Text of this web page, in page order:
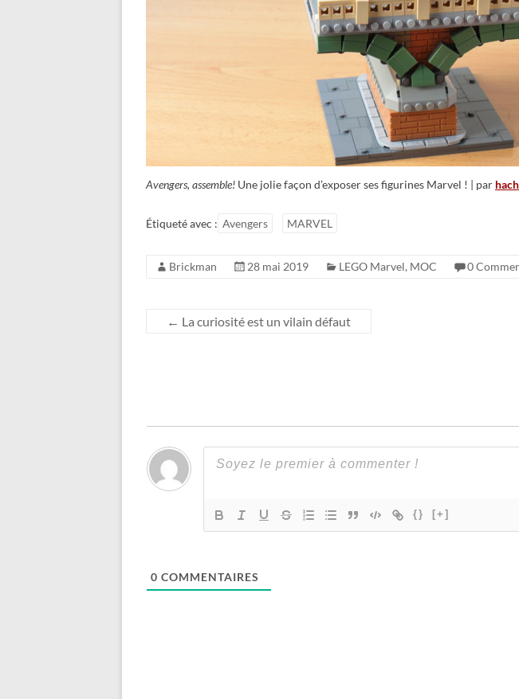
Avengers, assemble! Une jolie façon d’exposer ses figurines Marvel ! | par
Étiqueté avec : Avengers MARVEL
Brickman 28 mai 2019 LEGO Marvel, MOC 0
← La curiosité est un vilain défaut
{} [+]
0 COMMENTAIRES